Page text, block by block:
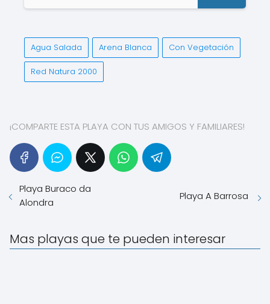
Agua Salada Arena Blanca Con Vegetación
Red Natura 2000
¡COMPARTE ESTA PLAYA CON TUS AMIGOS Y FAMILIARES!
Playa Buraco da
Alondra
Playa A Barrosa
Mas playas que te pueden interesar